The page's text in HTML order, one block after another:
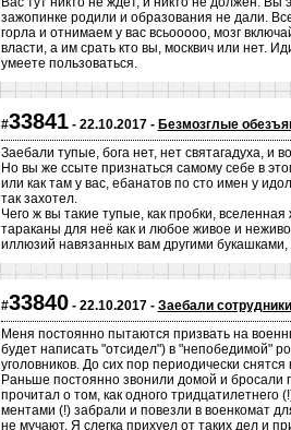
зажопинке родили и образования не дали.
горла и отнимаем у вас всьооооо, мозг
власти, а им срать кто вы, москвич или нет.
умеете пользоваться.
#33841- 22.10.2017 - Безмозглые
Заебали тупые, бога нет, нет святагадуха, и
Но вы же ссыте признаться самому себе в
или как там у вас, ебанатов по сто имен у
так захотел.
Чего ж вы такие тупые, как пробки,
тараканы для неё как и любое живое и
иллюзий навязанных вам другими букашками,
#33840- 22.10.2017 - Заебали
Меня постоянно пытаются призвать на
будет написать "отсидел") в "непобедимой"
уголовников. До сих пор периодически
Раньше постоянно звонили домой и бросали
прочитал о том, как одного
ментами (!) забрали и повезли в военкомат
не мучают. Я слегка прихуел от таких дел и